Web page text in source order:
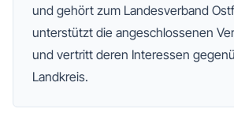
und gehört zum Landesverband
unterstützt die angeschlossenen
und vertritt deren Interessen
Landkreis.